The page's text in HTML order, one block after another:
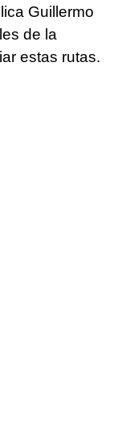
Guillermo
de la
estas rutas.